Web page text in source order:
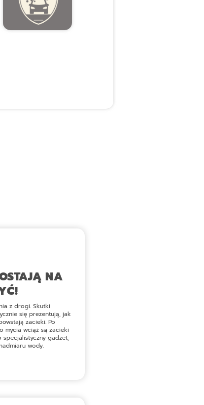
NA
z drogi. Skutki
się prezentują, jak
zacieki. Po
mycia wciąż są zacieki
gadżet,
wody.